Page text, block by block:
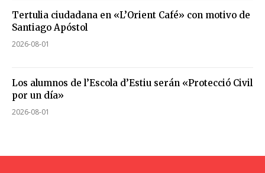
Tertulia ciudadana en «L’Orient Café» con motivo de
Santiago Apóstol
2026-08-01
Los alumnos de l’Escola d’Estiu serán «Protecció Civil
por un día»
2026-08-01